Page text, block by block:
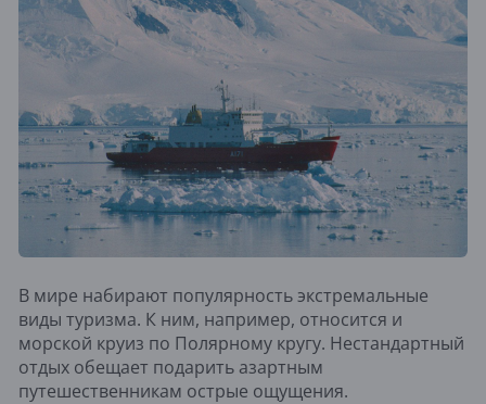
В мире набирают популярность экстремальные
виды туризма. К ним, например, относится и
морской круиз по Полярному кругу. Нестандартный
отдых обещает подарить азартным
путешественникам острые ощущения.